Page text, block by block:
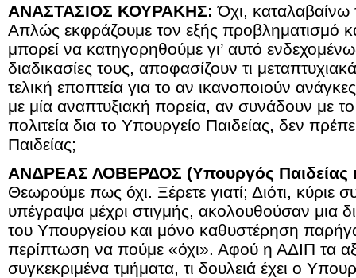
ΑΝΑΣΤΑΣΙΟΣ ΚΟΥΡΑΚΗΣ: Όχι, καταλαβαίνω
Απλώς εκφράζουμε τον εξής προβληματισμό
μπορεί να κατηγορηθούμε γι’ αυτό
διαδικασίες τους, αποφασίζουν τι
τελική εποπτεία για το αν ικανοποιούν
με μία αναπτυξιακή πορεία, αν συνάδουν με
πολιτεία δια το Υπουργείο Παιδείας, δεν
Παιδείας;
ΑΝΔΡΕΑΣ ΛΟΒΕΡΔΟΣ (Υπουργός Παιδείας
Θεωρούμε πως όχι. Ξέρετε γιατί; Διότι, κύριε
υπέγραψα μέχρι στιγμής, ακολουθούσαν μια
του Υπουργείου και μόνο καθυστέρηση
περίπτωση να πούμε «όχι». Αφού η ΑΔΙΠ τα
συγκεκριμένα τμήματα, τι δουλειά έχει ο